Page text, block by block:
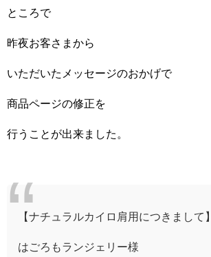
ところで
昨夜お客さまから
いただいたメッセージのおかげで
商品ページの修正を
行うことが出来ました。
【ナチュラルカイロ肩用につきまして】
はごろもランジェリー様